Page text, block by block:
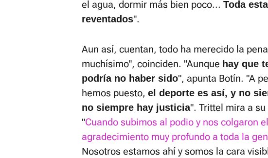
el agua, dormir más bien poco... Toda
reventados".
Aun así, cuentan, todo ha merecido la
muchísimo", coinciden. "Aunque hay que
podría no haber sido", apunta Botín. "A
hemos puesto, el deporte es así, y no
no siempre hay justicia". Trittel mira a
"Cuando subimos al podio y nos colgaron
agradecimiento muy profundo a toda la
Nosotros estamos ahí y somos la cara